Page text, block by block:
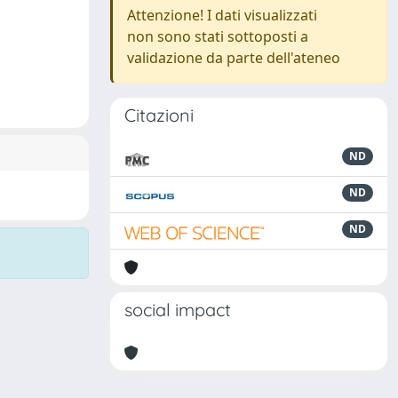
Attenzione! I dati visualizzati
non sono stati sottoposti a
validazione da parte dell'ateneo
Citazioni
ND
ND
ND
social impact